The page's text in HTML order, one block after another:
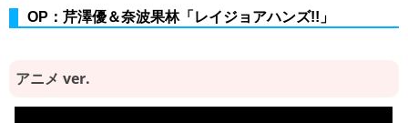
OP：芹澤優＆奈波果林「レイジョアハンズ!!」
アニメ ver.